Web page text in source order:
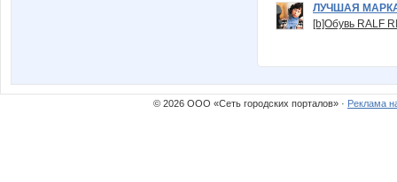
ЛУЧШАЯ
[b]Обувь RALF
© 2026 ООО «Сеть городских порталов» · Реклама